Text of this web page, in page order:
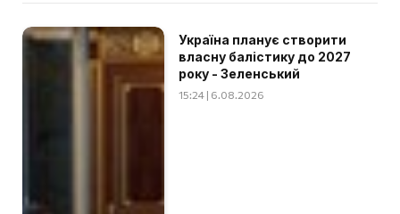
Україна планує створити
власну балістику до 2027
року - Зеленський
15:24 | 6.08.2026